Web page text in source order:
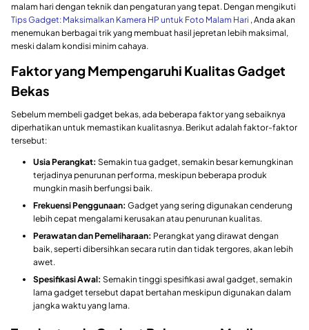
malam hari dengan teknik dan pengaturan yang tepat. Dengan mengikuti
Tips Gadget: Maksimalkan Kamera HP untuk Foto Malam Hari , Anda akan
menemukan berbagai trik yang membuat hasil jepretan lebih maksimal,
meski dalam kondisi minim cahaya.
Faktor yang Mempengaruhi Kualitas Gadget
Bekas
Sebelum membeli gadget bekas, ada beberapa faktor yang sebaiknya
diperhatikan untuk memastikan kualitasnya. Berikut adalah faktor-faktor
tersebut:
Usia Perangkat: Semakin tua gadget, semakin besar kemungkinan
terjadinya penurunan performa, meskipun beberapa produk
mungkin masih berfungsi baik.
Frekuensi Penggunaan: Gadget yang sering digunakan cenderung
lebih cepat mengalami kerusakan atau penurunan kualitas.
Perawatan dan Pemeliharaan: Perangkat yang dirawat dengan
baik, seperti dibersihkan secara rutin dan tidak tergores, akan lebih
awet.
Spesifikasi Awal: Semakin tinggi spesifikasi awal gadget, semakin
lama gadget tersebut dapat bertahan meskipun digunakan dalam
jangka waktu yang lama.